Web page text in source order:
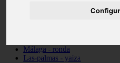
Málaga - ronda
Las-palmas - yaiza